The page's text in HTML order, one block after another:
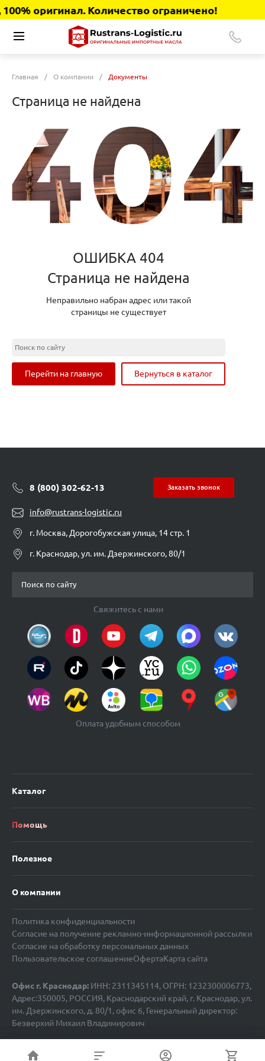
оригинал. Количество ограничено!
Главная / О компании / Документы
Страница не найдена
ОШИБКА 404
Страница не найдена
Неправильно набран адрес или такой
страницы не существует
Перейти на главную Вернуться в каталог
8 (800) 302-62-13 Заказать звонок
info@rustrans-logistic.ru
г. Москва, Дорогобужская улица, 14 стр. 1
г. Краснодар, ул. им. Дзержинского, 80/1
Каталог
Помощь
Полезное
О компании
Политика конфиденциальности
Согласие на получение рекламно-информационной рассылки
Согласие на обработку персональных данных
Пользовательское соглашениеОфертаКарта сайта
Свяжитесь с нами
Оплата удобным способом
Офис г. Краснодар: ИНН: 2311345114, ОГРН: 1232300006773,
Адрес:350005, РОССИЯ, Краснодарский край, г. Краснодар, ул.
им. Дзержинского, д. 80/1, офис 6, Генеральный директор:
Безверхий Михаил Владимирович